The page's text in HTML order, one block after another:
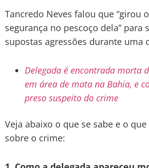
Tancredo Neves falou que “girou
segurança no pescoço dela” para
supostas agressões durante uma
Delegada é encontrada morta
em área de mata na Bahia, e
preso suspeito do crime
Veja abaixo o que se sabe e o
sobre o crime: